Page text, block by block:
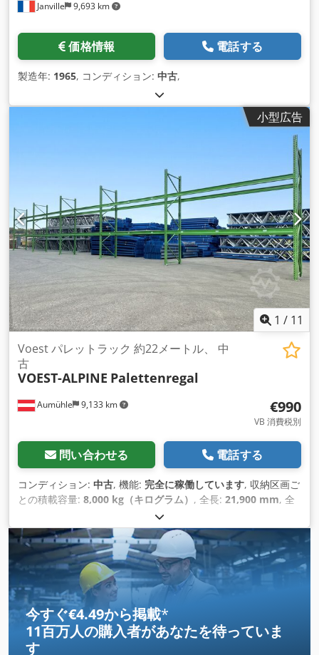
Janville 9,693 km
価格情報 電話する
製造年: 1965, コンディション: 中古,
小型広告
1 / 11
Aumühle 9,133 km
Voest パレットラック 約22メートル、 中
古
VOEST-ALPINE Palettenregal
€990
VB 消費税別
問い合わせる 電話する
コンディション: 中古, 機能: 完全に稼働しています, 収納区画ご
との積載容量: 8,000 kg（キログラム） , 全長: 21,900 mm, 全
1,100 mm, 棚の高さ:
ト長さ:4,260 mm, 棚の長さ:21,900 mm, 積載能力:40,000
kg（キログラム）, 総重量:1,000 kg（キログラム）
, フレーム
高さ:
4,000 mm, トラス1対あたりの最大荷重:1,600 kg（キロ
グラム）
, フレーム幅:1,100 mm, 棚の列数:1 , 輸送幅:1,200
mm, 輸送高さ:1,200 mm, 輸送長さ: 4,350 mm
今すぐ€4.49から掲載*
11百万人の購入者があなたを待っていま
す